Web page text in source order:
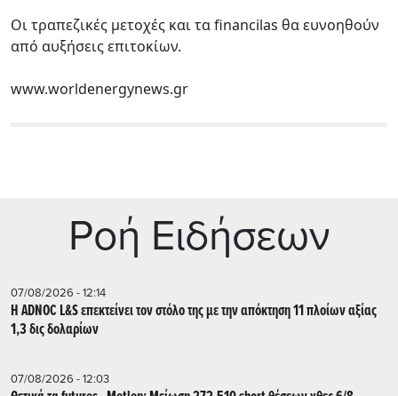
Οι τραπεζικές μετοχές και τα financilas θα ευνοηθούν
από αυξήσεις επιτοκίων.
www.worldenergynews.gr
Ρoή Ειδήσεων
07/08/2026 - 12:14
Η ADNOC L&S επεκτείνει τον στόλο της με την απόκτηση 11 πλοίων αξίας
1,3 δις δολαρίων
07/08/2026 - 12:03